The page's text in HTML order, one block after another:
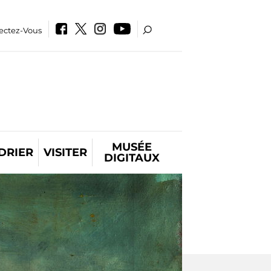
Vous
VISITER
MUSÉE
DIGITAUX